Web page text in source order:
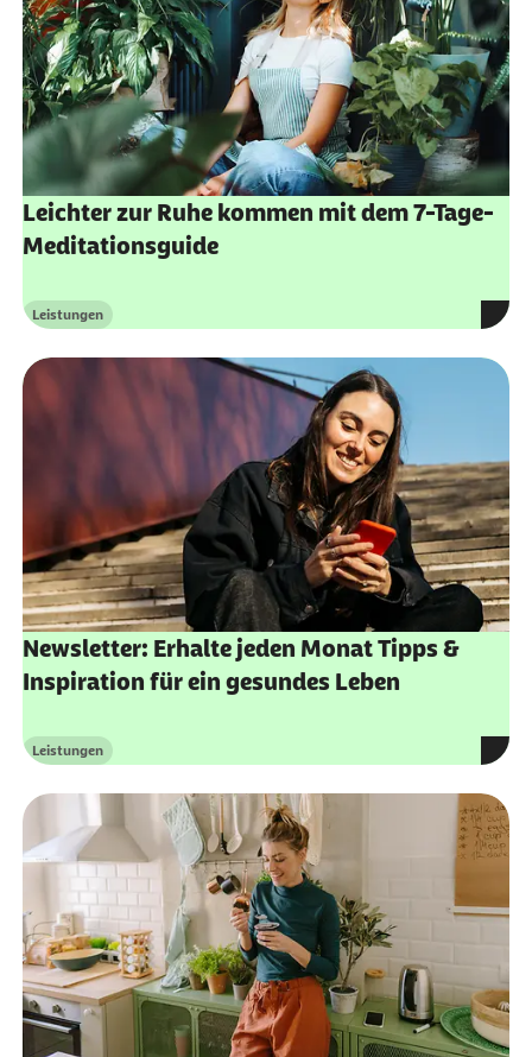
Leichter zur Ruhe kommen mit dem 7-Tage-
Meditationsguide
Kategorie
Leistungen
Newsletter: Erhalte jeden Monat Tipps &
Inspiration für ein gesundes Leben
Kategorie
Leistungen